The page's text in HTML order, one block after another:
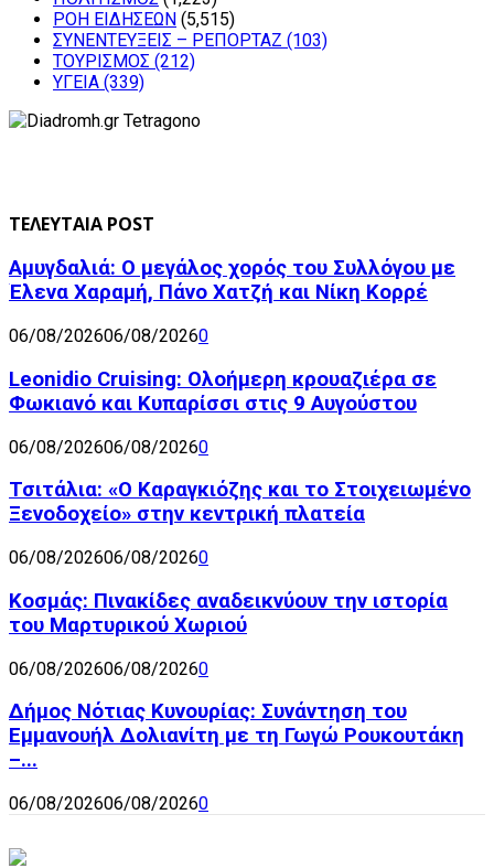
ΡΟΗ ΕΙΔΗΣΕΩΝ (5,515)
ΣΥΝΕΝΤΕΥΞΕΙΣ – ΡΕΠΟΡΤΑΖ (103)
ΤΟΥΡΙΣΜΟΣ (212)
ΥΓΕΙΑ (339)
ΤΕΛΕΥΤΑΙΑ POST
Αμυγδαλιά: Ο μεγάλος χορός του Συλλόγου με
Έλενα Χαραμή, Πάνο Χατζή και Νίκη Κορρέ
06/08/202606/08/20260
Leonidio Cruising: Ολοήμερη κρουαζιέρα σε
Φωκιανό και Κυπαρίσσι στις 9 Αυγούστου
06/08/202606/08/20260
Τσιτάλια: «Ο Καραγκιόζης και το Στοιχειωμένο
Ξενοδοχείο» στην κεντρική πλατεία
06/08/202606/08/20260
Κοσμάς: Πινακίδες αναδεικνύουν την ιστορία
του Μαρτυρικού Χωριού
06/08/202606/08/20260
Δήμος Νότιας Κυνουρίας: Συνάντηση του
Εμμανουήλ Δολιανίτη με τη Γωγώ Ρουκουτάκη
–...
06/08/202606/08/20260